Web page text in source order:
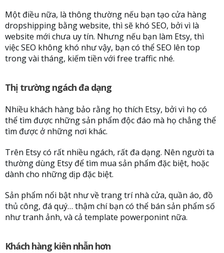
Một điều nữa, là thông thường nếu bạn tạo cửa hàng
dropshipping bằng website, thì sẽ khó SEO, bởi vì là
website mới chưa uy tín. Nhưng nếu bạn làm Etsy, thì
việc SEO không khó như vậy, bạn có thể SEO lên top
trong vài tháng, kiếm tiền với free traffic nhé.
Thị trường ngách đa dạng
Nhiều khách hàng bảo rằng họ thích Etsy, bởi vì họ có
thể tìm được những sản phẩm độc đáo mà họ chẳng thể
tìm được ở những nơi khác.
Trên Etsy có rất nhiều ngách, rất đa dạng. Nên người ta
thường dùng Etsy để tìm mua sản phẩm đặc biệt, hoặc
dành cho những dịp đặc biệt.
Sản phẩm nổi bật như về trang trí nhà cửa, quần áo, đồ
thủ công, đá quý… thậm chí bạn có thể bán sản phẩm số
như tranh ảnh, và cả template powerponint nữa.
Khách hàng kiên nhẫn hơn